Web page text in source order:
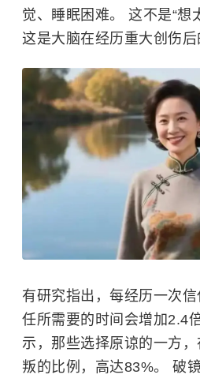
觉、睡眠困难。 这不是“想
这是大脑在经历重大创伤后
有研究指出，每经历一次
任所需要的时间会增加2.4
示，那些选择原谅的一方
叛的比例，高达83%。 破